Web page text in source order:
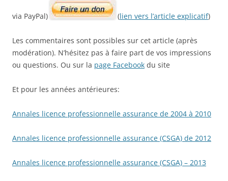
via PayPal) (lien vers l’article explicatif)
Les commentaires sont possibles sur cet article (après
modération). N’hésitez pas à faire part de vos impressions
ou questions. Ou sur la page Facebook du site
Et pour les années antérieures:
Annales licence professionnelle assurance de 2004 à 2010
Annales licence professionnelle assurance (CSGA) de 2012
Annales licence professionnelle assurance (CSGA) – 2013